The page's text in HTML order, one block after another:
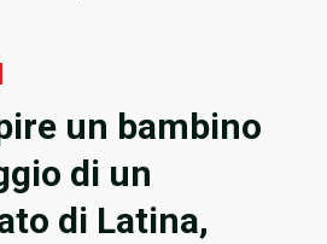
un bambino
di un
di Latina,